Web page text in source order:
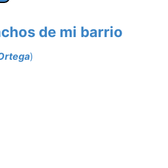
de mi barrio
)